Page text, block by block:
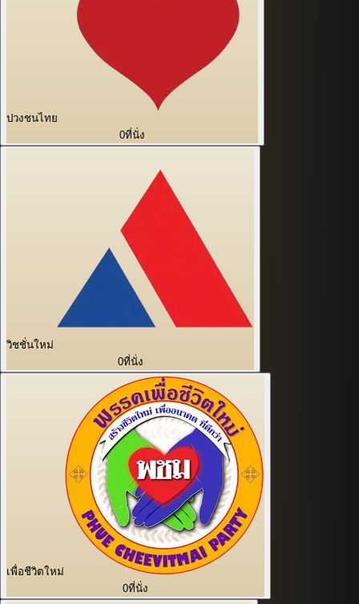
ปวงชนไทย
0ที่นั่ง
วิชชั่นใหม่
0ที่นั่ง
เพื่อชีวิตใหม่
0ที่นั่ง